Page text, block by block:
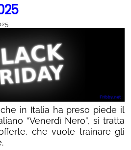
in Italia ha preso piede il
“Venerdì Nero”, si tratta
che vuole trainare gli